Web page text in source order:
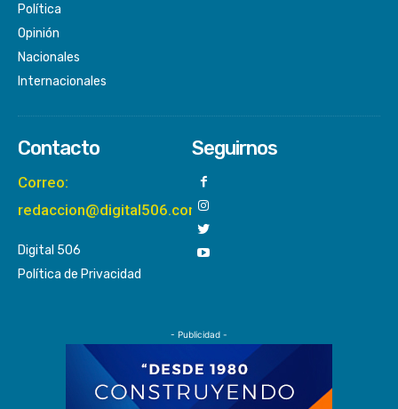
Política
Opinión
Nacionales
Internacionales
Contacto
Correo:
redaccion@digital506.com
Digital 506
Política de Privacidad
Seguirnos
- Publicidad -